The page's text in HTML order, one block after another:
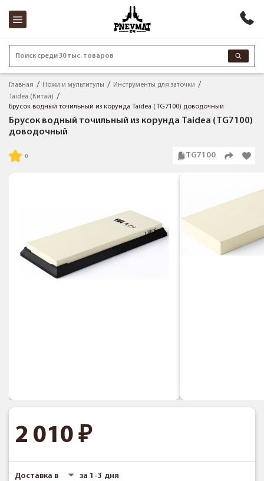
Поиск среди 30 тыс. товаров
Главная Ножи и мультитулы
Инструменты для заточки
Taidea (Китай)
Брусок водный точильный из корунда Taidea (TG7100) доводочный
Брусок водный точильный из корунда Taidea (TG7100)
доводочный
TG7100
2 010
Доставка в за 1-3 дня